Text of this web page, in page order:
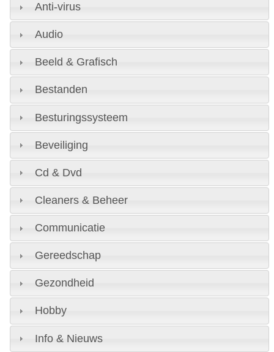
Anti-virus
Audio
Beeld & Grafisch
Bestanden
Besturingssysteem
Beveiliging
Cd & Dvd
Cleaners & Beheer
Communicatie
Gereedschap
Gezondheid
Hobby
Info & Nieuws